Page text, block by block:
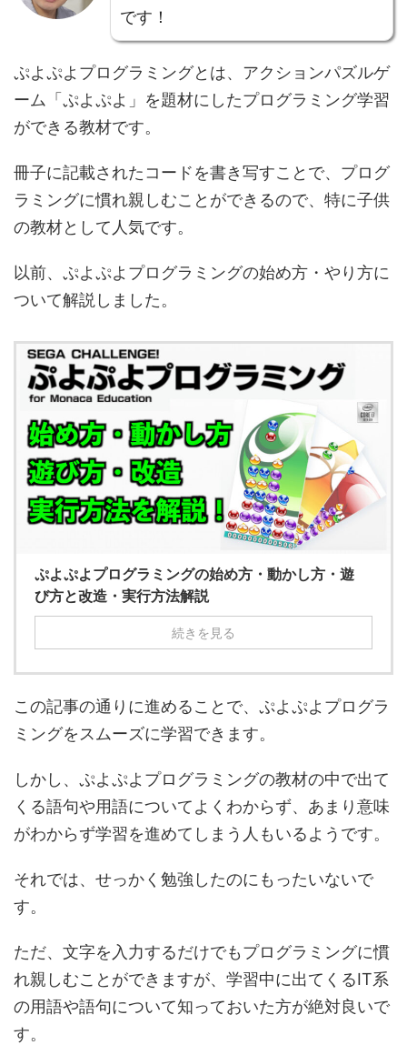
です！
ぷよぷよプログラミングとは、アクションパズルゲ
ーム「ぷよぷよ」を題材にしたプログラミング学習
ができる教材です。
冊子に記載されたコードを書き写すことで、プログ
ラミングに慣れ親しむことができるので、特に子供
の教材として人気です。
以前、ぷよぷよプログラミングの始め方・やり方に
ついて解説しました。
ぷよぷよプログラミングの始め方・動かし方・遊
び方と改造・実行方法解説
続きを見る
この記事の通りに進めることで、ぷよぷよプログラ
ミングをスムーズに学習できます。
しかし、ぷよぷよプログラミングの教材の中で出て
くる語句や用語についてよくわからず、あまり意味
がわからず学習を進めてしまう人もいるようです。
それでは、せっかく勉強したのにもったいないで
す。
ただ、文字を入力するだけでもプログラミングに慣
れ親しむことができますが、学習中に出てくるIT系
の用語や語句について知っておいた方が絶対良いで
す。